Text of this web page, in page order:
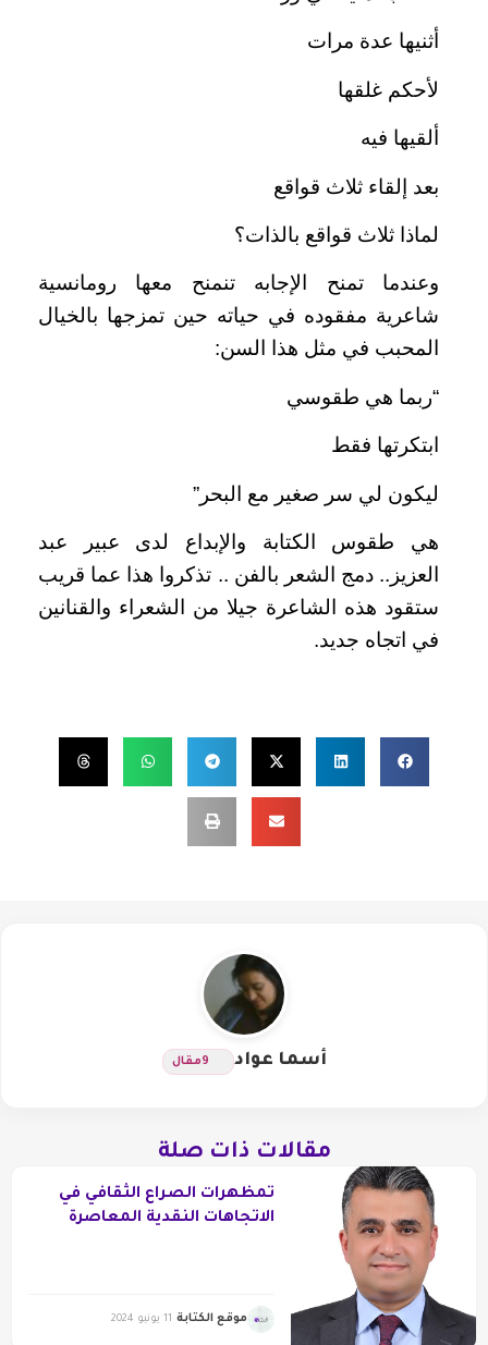
أثنيها عدة مرات
لأحكم غلقها
ألقيها فيه
بعد إلقاء ثلاث قواقع
لماذا ثلاث قواقع بالذات؟
وعندما تمنح الإجابه تنمنح معها رومانسية
شاعرية مفقوده في حياته حين تمزجها بالخيال
المحبب في مثل هذا السن:
“ربما هي طقوسي
ابتكرتها فقط
ليكون لي سر صغير مع البحر”
هي طقوس الكتابة والإبداع لدى عبير عبد
العزيز.. دمج الشعر بالفن .. تذكروا هذا عما قريب
ستقود هذه الشاعرة جيلا من الشعراء والقنانين
في اتجاه جديد.
أسما عواد 9مقال
مقالات ذات صلة
تمظهرات الصراع الثقافي في
الاتجاهات النقدية المعاصرة
موقع الكتابة 11 يونيو 2024